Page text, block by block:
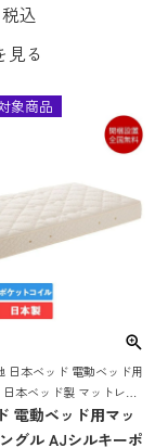
製 電動ベッド用マ
のみ インタイム イ
ド セミダブルマッ
ドマットレス 国産
税込
見る
日本ベッド 電動ベッド用
本ベッド製 マットレス
電動ベッド 電動リクラ
ド 電動ベット ベッドマッ
電動ベッド用マッ
グル AJシルキーポ
象商品